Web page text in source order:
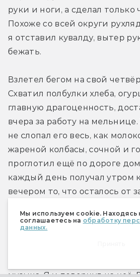
Мы используем cookie. Находясь
соглашаетесь на обработку
данных.
руки и ноги, а сделал только
Похоже со всей округи
я отставил кувалду, вытер
бежать.
Взлетел бегом на свой
Схватил полбулки хлеба,
главную драгоценность,
вчера за работу на
не слопал его весь, как
жареной колбасы, сочной и
проглотил ещё по дороге
каждый день получал утром
вечером то, что осталось от
кроме тумаков — я второй
музыка. Я и повернул на неё.